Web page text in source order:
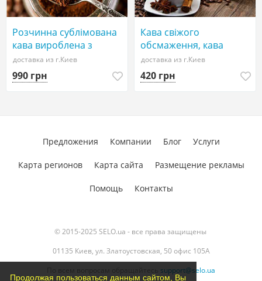
Продолжая пользоваться данным сайтом, Вы
Розчинна сублімована
кава вироблена з
високоякісних сортів від
ТМ Romantic – 10 сортів
доставка из г.Киев
990 грн
Кава свіжого
обсмаження, кава
ароматизована – більше
70 сортів з 30 країн
доставка из г.Киев
420 грн
© 2015-2025 SELO.ua - все права защищены
01135 Киев, ул. Златоустовская, 50 офис 105А
support@selo.ua
Предложения Компании Блог Услуги
Карта регионов Карта сайта Размещение рекламы
Помощь Контакты